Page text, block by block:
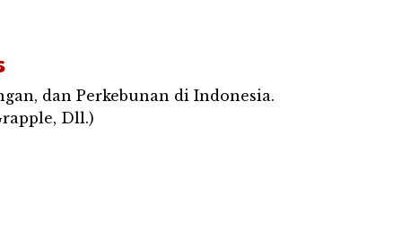
dan Perkebunan di Indonesia.
Dll.)